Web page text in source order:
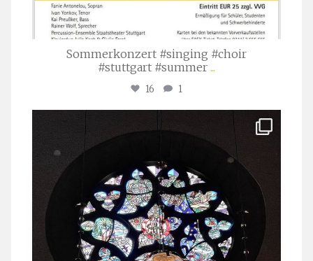
Sommerkonzert #singing #choir
#stuttgart #summer ...
16 1
Apr. 1